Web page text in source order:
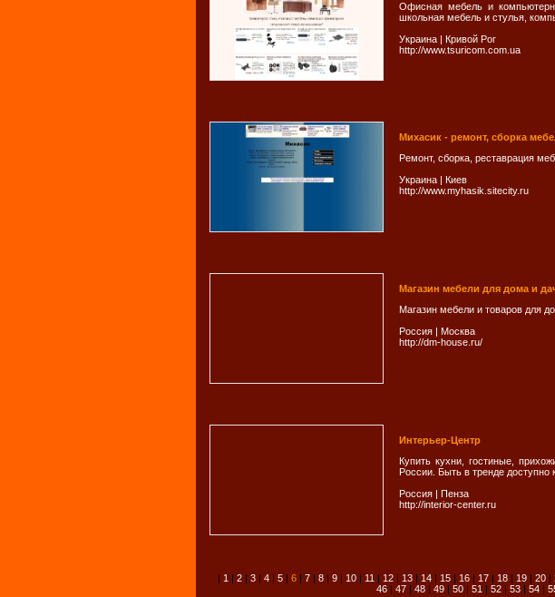
Офисная мебель и
школьная мебель и стулья,
Украина | Кривой Рог
http://www.tsuricom.com.ua
Михасик - ремонт, сборка
Ремонт, сборка, реставрация
Украина | Киев
http://www.myhasik.sitecity.ru
Магазин мебели для дома и
Магазин мебели и товаров для
Россия | Москва
http://dm-house.ru/
Интерьер-Центр
Купить кухни, гостиные,
России. Быть в тренде
Россия | Пенза
http://interior-center.ru
| 1 | 2| 3| 4| 5| 6| 7| 8| 9| 10| 11 | 12| 13| 14| 15| 16| 17| 18| 19| 20|
46| 47| 48| 49| 50| 51 | 52| 53| 54|